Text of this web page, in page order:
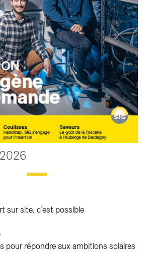
2026
sur site, c’est possible
pour répondre aux ambitions solaires